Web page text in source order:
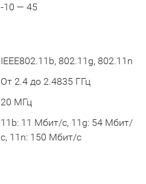
-10 — 45
IEEE802.11b, 802.11g, 802.11n
От 2.4 до 2.4835 ГГц
20 МГц
11b: 11 Мбит/с, 11g: 54 Мбит/
с, 11n: 150 Мбит/с